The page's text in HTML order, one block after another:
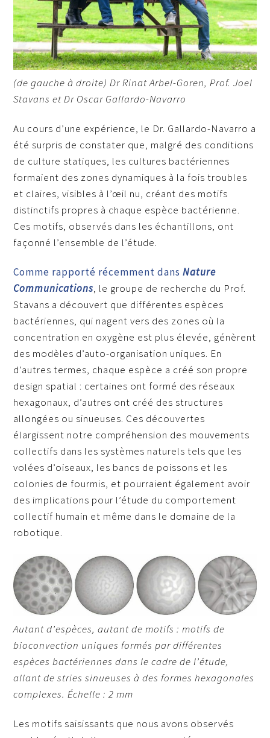
(de gauche à droite) Dr Rinat Arbel-Goren, Prof. Joel
Stavans et Dr Oscar Gallardo-Navarro
Au cours d’une expérience, le Dr. Gallardo-Navarro a
été surpris de constater que, malgré des conditions
de culture statiques, les cultures bactériennes
formaient des zones dynamiques à la fois troubles
et claires, visibles à l’œil nu, créant des motifs
distinctifs propres à chaque espèce bactérienne.
Ces motifs, observés dans les échantillons, ont
façonné l’ensemble de l’étude.
Comme rapporté récemment dansNature
Communications, le groupe de recherche du Prof.
Stavans a découvert que différentes espèces
bactériennes, qui nagent vers des zones où la
concentration en oxygène est plus élevée, génèrent
des modèles d’auto-organisation uniques. En
d’autres termes, chaque espèce a créé son propre
design spatial : certaines ont formé des réseaux
hexagonaux, d’autres ont créé des structures
allongées ou sinueuses. Ces découvertes
élargissent notre compréhension des mouvements
collectifs dans les systèmes naturels tels que les
volées d’oiseaux, les bancs de poissons et les
colonies de fourmis, et pourraient également avoir
des implications pour l’étude du comportement
collectif humain et même dans le domaine de la
robotique.
Autant d’espèces, autant de motifs : motifs de
bioconvection uniques formés par différentes
espèces bactériennes dans le cadre de l’étude,
allant de stries sinueuses à des formes hexagonales
complexes. Échelle : 2 mm
Les motifs saisissants que nous avons observés